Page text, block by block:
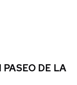
DE LA